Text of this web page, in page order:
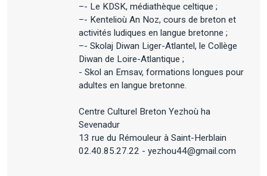
–- Le KDSK, médiathèque celtique ;
–- Kentelioù An Noz, cours de breton et
activités ludiques en langue bretonne ;
–- Skolaj Diwan Liger-Atlantel, le Collège
Diwan de Loire-Atlantique ;
- Skol an Emsav, formations longues pour
adultes en langue bretonne.
Centre Culturel Breton Yezhoù ha
Sevenadur
13 rue du Rémouleur à Saint-Herblain
02.40.85.27.22 - yezhou44@gmail.com